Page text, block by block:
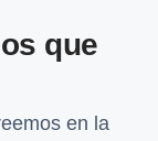
que
en la